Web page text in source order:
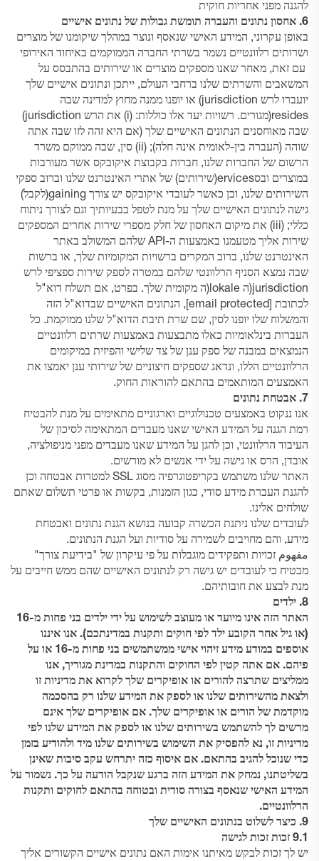
להגנה מפני אחריות חוקית
6. אחסון נתונים והעברה תומשת גבולות של נתונים אישיים
באופן עקרוני, המידע האישי שנאסף ונוצר במהלך שיקומנו של מוצרים
ושרותים רלוונטיים נשמר בשרתי החברה הממוקמים באיחוד האירופי
עם זאת, מאחר שאנו מספקים מוצרים או שירותים בהתבסס על
המשאבים והשרתים שלנו ברחבי העולם, ייתכן ונתונים אישיים שלך
יועברו לרש jurisdiction) או יופנו ממנה מחוץ למדינה שבה
resides(מגורים. רשויות יעד אלו כוללות: (i) את הרש jurisdiction)
שבה מאוחסנים הנתונים האישיים שלך (אם היא זהה לזו שבה אתה
שוהה (העברה בין-לאומית אינה חלה); (ii) סין, שבה ממוקם משרד
הרשום של החברות שלנו, חברות בקבוצת איקובקס אשר מעורבות
במוצרים ובסervices(שירותים) של אתרי האינטרנט שלנו וברוב ספקי
השירותים שלנו, וכן כאשר לעובדי איקובקס יש צורך gaining(לקבל)
גישה לנתונים האישיים שלך על מנת לטפל בבעיותיך וגם לצורך ניתוח
כללי; (iii) את מיקום האחסון של חלק מספרי שירות אחרים המספקים
שירות אליך מטעמנו באמצעות ה-API שלהם המשולב באתר
האינטרנט שלנו, ברוב המקרים ברשויות המקומיות שלך, או ברשות
שבה נמצא הסניף הרלוונטי שלהם במטרה לספק שירות ספציפי לרש
jurisdiction(ה lokale(ה מקומית שלך. בפרט, אם תשלח דוא"ל
לכתובת
, הנתונים האישיים שבדוא"ל הזה
והמשלוח שלו יופנו לסין, שם שרת תיבת הדוא"ל שלנו ממוקמת. כל
העברות בינלאומיות כאלו מתבצעות באמצעות שרתים רלוונטיים
הנמצאים במבנה של ספק ענן של צד שלישי והפיזית במיקומים
הרלוונטיים הללו, ונדאג שספקים חיצוניים של שירותי ענן יאמצו את
האמצעים המותאמים בהתאם להוראות החוק.
7. אבטחת נתונים
אנו ננקוט באמצעים טכנולוגיים וארגוניים מתאימים על מנת להבטיח
רמת הגנה על המידע האישי שאנו מעבדים המתאימה לסיכון של
העיבוד הרלוונטי, וכן להגן על המידע שאנו מעבדים מפני מניפולציה,
אובדן, הרס או גישה על ידי אנשים לא מורשים.
האתר שלנו משתמש בקריפטוגרפיה מסוג SSL למטרות אבטחה וכן
להגנת העברת מידע סודי, כגון הזמנות, בקשות או פרטי תשלום שאתם
שולחים אלינו.
לעובדים שלנו ניתנת הכשרה קבועה בנושא הגנת נתונים ואבטחת
מידע, והם מחויבים לשמירה על סודיות ועל הגנת הנתונים.
مفهوم זכויות ותפקידים מוגבלות על פי עיקרון של "בידיעת צורך"
מבטיח כי לעובדים יש גישה רק לנתונים האישיים שהם ממש חייבים על
מנת לבצע את חובותיהם.
8. ילדים
האתר הזה אינו מיועד או מעוצב לשימוש על ידי ילדים בני פחות מ-16
(או גיל אחר הקובע ילד לפי חוקים ותקנות במדינתכם). אנו איננו
אוספים במודע מידע זיהוי אישי ממשתמשים בני פחות מ-16 או על
פיהם. אם אתה קטין לפי החוקים והתקנות במדינת מגוריך, אנו
ממליצים שתרצה להורים או אופיקרים שלך לקרוא את מדיניות זו
ולצאת מהשירותים שלנו או לספק את המידע שלנו רק בהסכמה
מוקדמת של הורים או אופיקרים שלך. אם אופיקרים שלך אינם
מרשים לך להשתמש בשירותים שלנו או לספק את המידע שלנו לפי
מדיניות זו, נא להפסיק את השימוש בשירותים שלנו מיד ולהודיע בזמן
כדי שנוכל להגיב בהתאם. אם איסוף כזה יתרחש עקב סיבות שאינן
בשליטתנו, נמחק את המידע הזה ברגע שנקבל הודעה על כך. נשמור על
המידע האישי שנאסף בצורה סודית ובטוחה בהתאם לחוקים ותקנות
הרלוונטיים.
9. כיצד לשלוט בנתונים האישיים שלך
9.1 זכות
זכות לגישה
יש לך זכות לבקש מאיתנו אימות האם נתונים אישיים הקשורים אליך